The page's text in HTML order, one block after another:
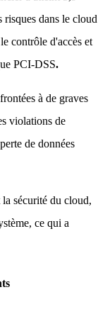
dans le cloud
contrôle d'accès et
PCI-DSS.
à de graves
violations de
de données
sécurité du cloud,
ce qui a